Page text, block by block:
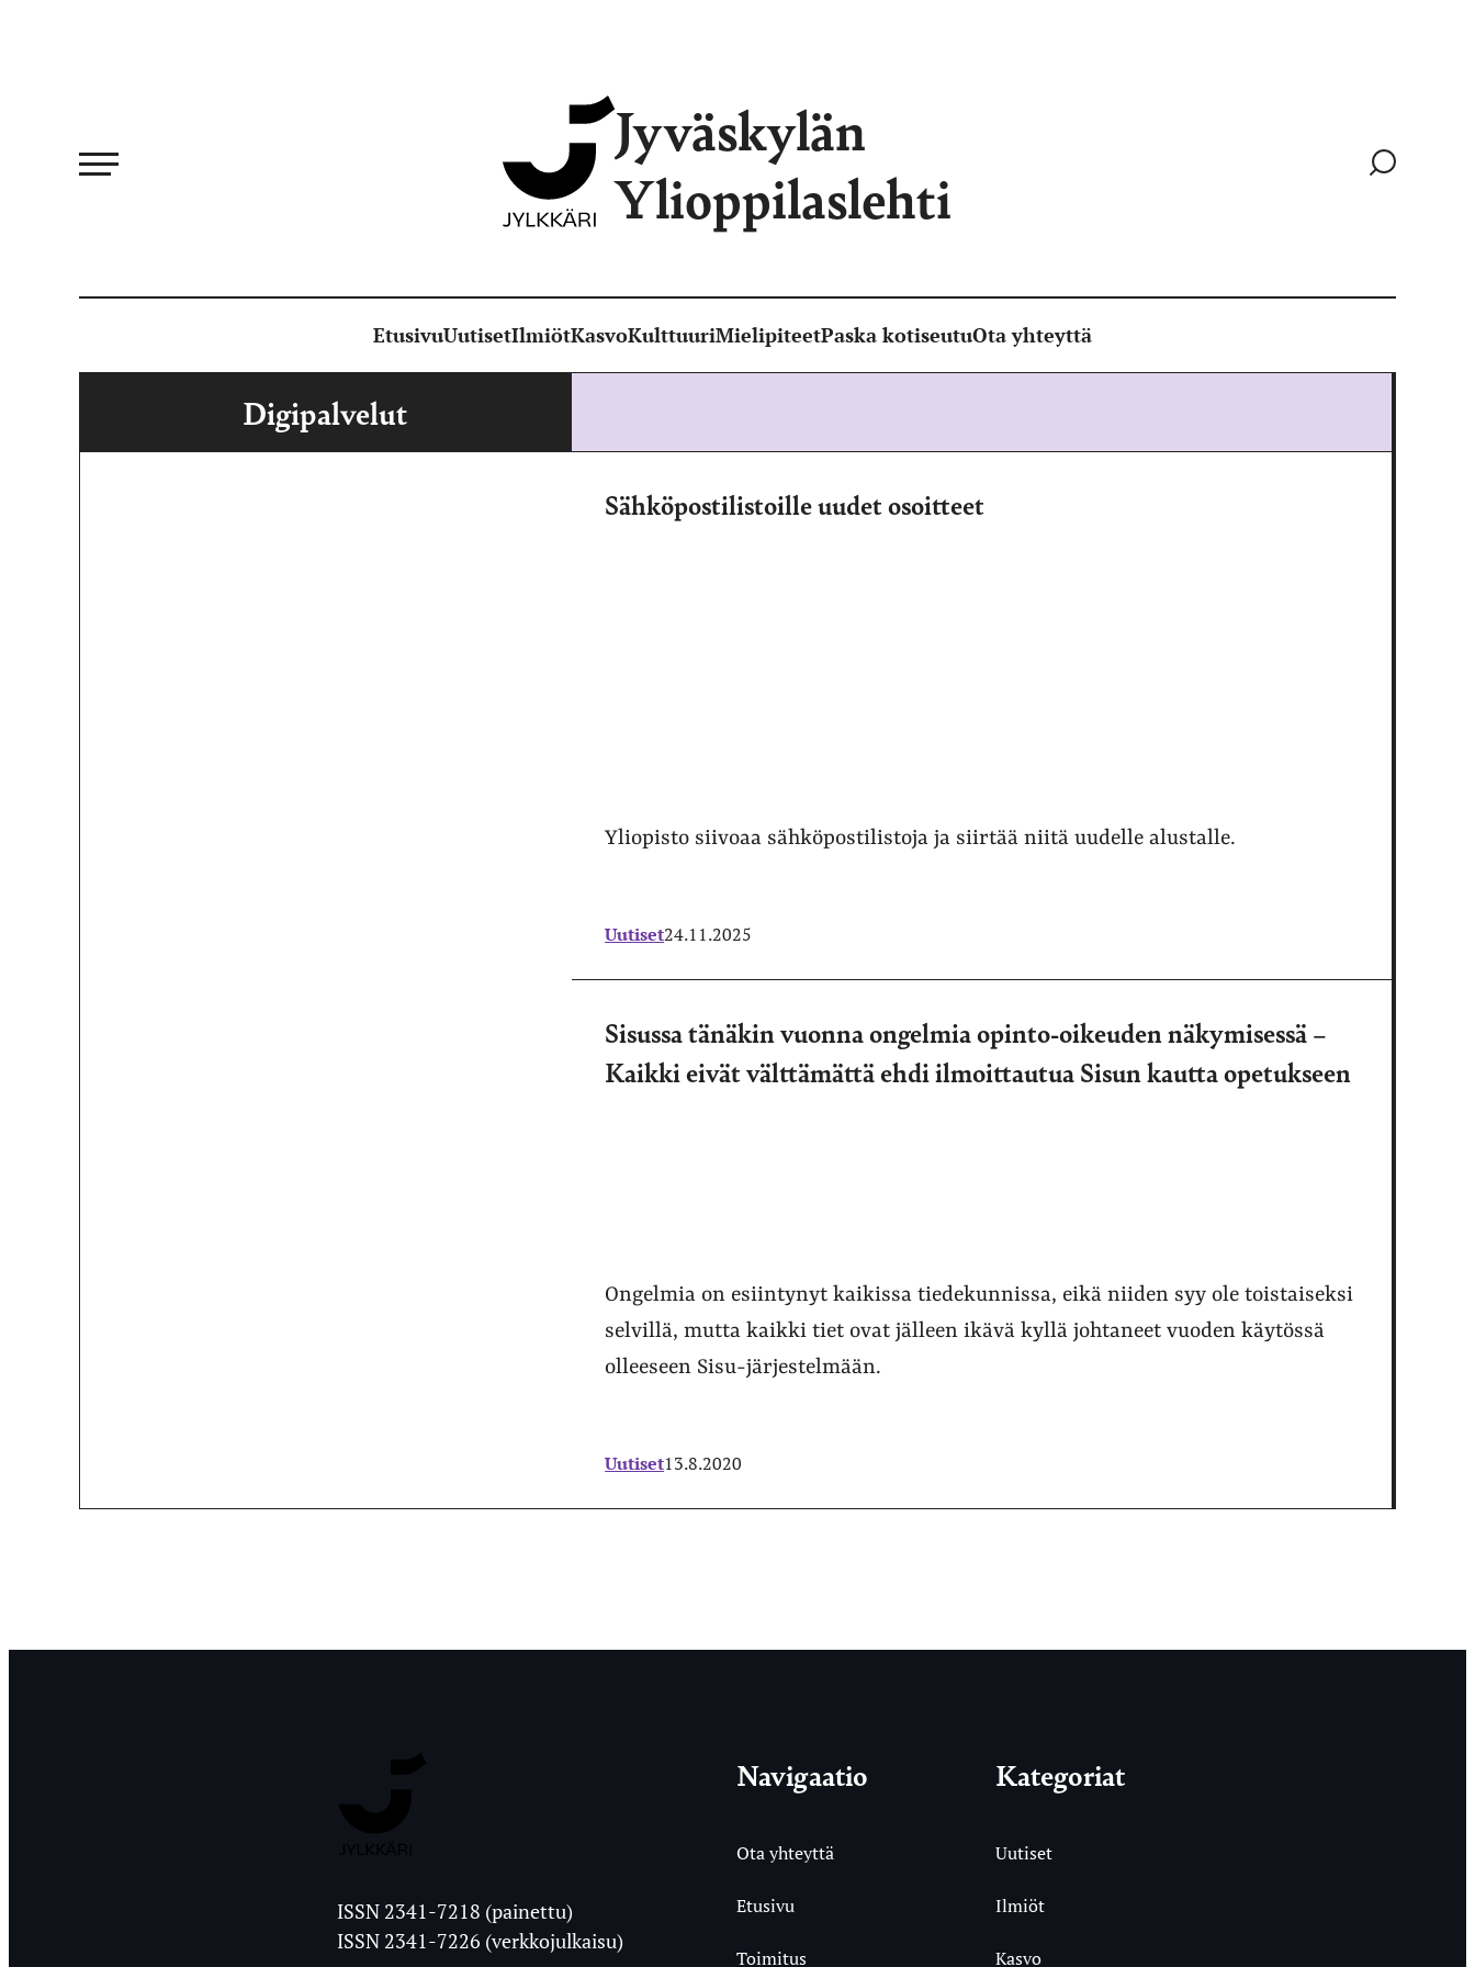
Jyväskylän
Ylioppilaslehti
Siirry
EtusivuUutisetIlmiötKasvoKulttuuriMielipiteetPaska kotiseutuOta yhteyttä
Digipalvelut
Sähköpostilistoille uudet osoitteet
Yliopisto siivoaa sähköpostilistoja ja siirtää niitä uudelle alustalle.
Uutiset24.11.2025
Sisussa tänäkin vuonna ongelmia opinto-oikeuden näkymisessä –
Kaikki eivät välttämättä ehdi ilmoittautua Sisun kautta opetukseen
Ongelmia on esiintynyt kaikissa tiedekunnissa, eikä niiden syy ole toistaiseksi
selvillä, mutta kaikki tiet ovat jälleen ikävä kyllä johtaneet vuoden käytössä
olleeseen Sisu-järjestelmään.
Uutiset13.8.2020
Ylioppilaslehti
ISSN 2341-7218 (painettu)
ISSN 2341-7226 (verkkojulkaisu)
Navigaatio
Ota yhteyttä
Etusivu
Toimitus
Kategoriat
Uutiset
Ilmiöt
Kasvo